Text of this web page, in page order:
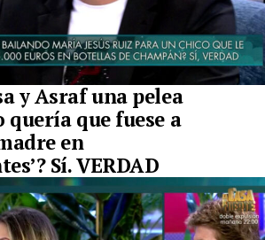
y Asraf una pelea
quería que fuese a
en
Sí. VERDAD